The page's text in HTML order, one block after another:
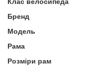
Бренд
Модель
Рама
Розміри рам